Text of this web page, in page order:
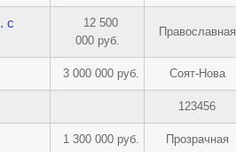
с
12 500
000 руб.
Православная
3 000 000 руб. Соят-Нова
123456
1 300 000 руб. Прозрачная